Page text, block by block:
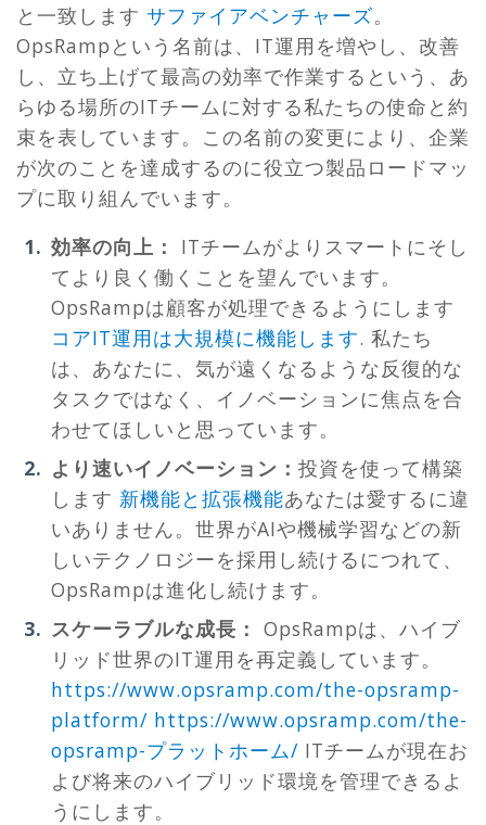
と一致します サファイアベンチャーズ。
OpsRampという名前は、IT運用を増やし、改善
し、立ち上げて最高の効率で作業するという、あ
らゆる場所のITチームに対する私たちの使命と約
束を表しています。この名前の変更により、企業
が次のことを達成するのに役立つ製品ロードマッ
プに取り組んでいます。
効率の向上：
ITチームがよりスマートにそし
てより良く働くことを望んでいます。
OpsRampは顧客が処理できるようにします
コアIT運用は大規模に機能します. 私たち
は、あなたに、気が遠くなるような反復的な
タスクではなく、イノベーションに焦点を合
わせてほしいと思っています。
より速いイノベーション： 投資を使って構築
します 新機能と拡張機能あなたは愛するに違
いありません。世界がAIや機械学習などの新
しいテクノロジーを採用し続けるにつれて、
OpsRampは進化し続けます。
スケーラブルな成長： OpsRampは、ハイブ
リッド世界のIT運用を再定義しています。
https://www.opsramp.com/the-opsramp-
platform/ https://www.opsramp.com/the-
opsramp-プラットホーム/ ITチームが現在お
よび将来のハイブリッド環境を管理できるよ
うにします。